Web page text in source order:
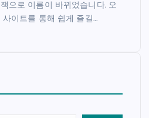
으로 이름이 바뀌었습니다. 오
이트를 통해 쉽게 즐길…